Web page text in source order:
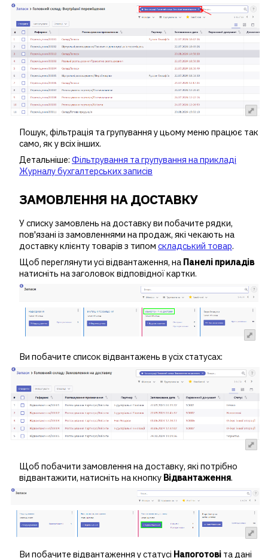
Пошук, фільтрація та групування у цьому меню працює так
само, як у всіх інших.
Детальніше: Фільтрування та групування на прикладі
Журналу бухгалтерських записів
ЗАМОВЛЕННЯ НА ДОСТАВКУ
У списку замовлень на доставку ви побачите рядки,
пов'язані із замовленнями на продаж, які чекають на
доставку клієнту товарів з типом cкладський товар.
Щоб переглянути усі відвантаження, на Панелі приладів
натисніть на заголовок відповідної картки.
Ви побачите список відвантажень в усіх статусах:
Щоб побачити замовлення на доставку, які потрібно
відвантажити, натисніть на кнопку Відвантаження.
Ви побачите відвантаження у статусі Напоготові та дані